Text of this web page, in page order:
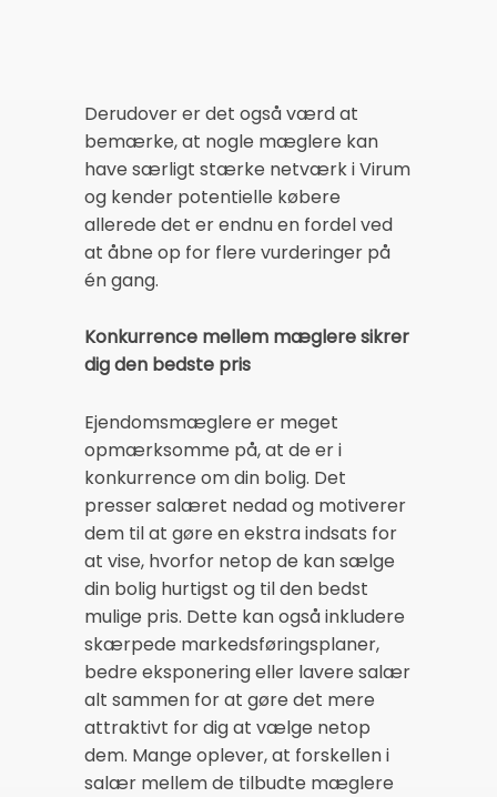
Derudover er det også værd at
bemærke, at nogle mæglere kan
have særligt stærke netværk i Virum
og kender potentielle købere
allerede det er endnu en fordel ved
at åbne op for flere vurderinger på
én gang.
Konkurrence mellem mæglere sikrer
dig den bedste pris
Ejendomsmæglere er meget
opmærksomme på, at de er i
konkurrence om din bolig. Det
presser salæret nedad og motiverer
dem til at gøre en ekstra indsats for
at vise, hvorfor netop de kan sælge
din bolig hurtigst og til den bedst
mulige pris. Dette kan også inkludere
skærpede markedsføringsplaner,
bedre eksponering eller lavere salær
alt sammen for at gøre det mere
attraktivt for dig at vælge netop
dem. Mange oplever, at forskellen i
salær mellem de tilbudte mæglere